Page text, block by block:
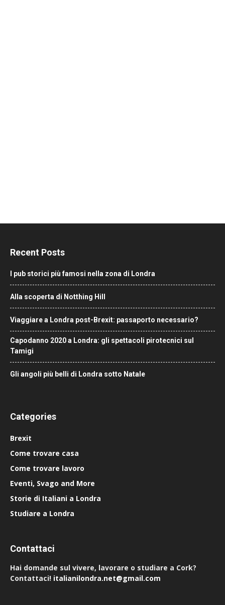
Recent Posts
I pub storici più famosi nella zona di Londra
Alla scoperta di Notthing Hill
Viaggiare a Londra post-Brexit: passaporto necessario?
Capodanno 2020 a Londra: gli spettacoli pirotecnici sul
Tamigi
Gli angoli più belli di Londra sotto Natale
Categories
Brexit
Come trovare casa
Come trovare lavoro
Eventi, Svago and More
Storie di Italiani a Londra
Studiare a Londra
Contattaci
Hai domande sul vivere, lavorare o studiare a Cork?
Contattaci! italianilondra.net@gmail.com